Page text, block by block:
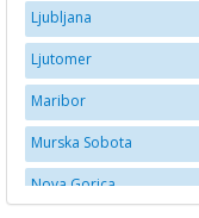
Ljubljana
Ljutomer
Maribor
Murska Sobota
Nova Gorica